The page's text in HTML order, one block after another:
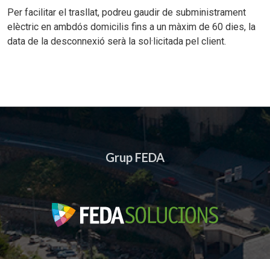
Per facilitar el trasllat, podreu gaudir de subministrament
elèctric en ambdós domicilis fins a un màxim de 60 dies, la
data de la desconnexió serà la sol·licitada pel client.
Grup FEDA